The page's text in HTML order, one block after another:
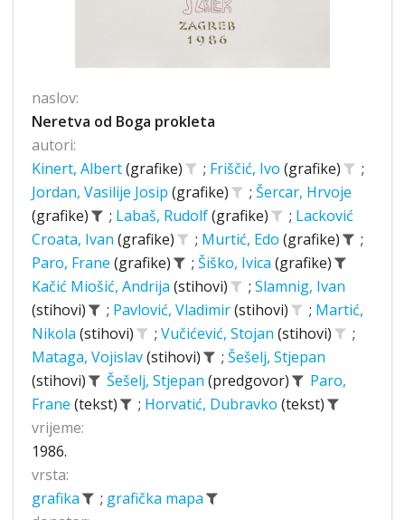
naslov:
Neretva od Boga prokleta
autori:
Kinert, Albert(grafike) ; Friščić, Ivo (grafike)
;
Jordan, Vasilije Josip (grafike) ; Šercar, Hrvoje
(grafike)
; Labaš, Rudolf(grafike) ; Lacković
Croata, Ivan (grafike) ; Murtić, Edo (grafike)
;
Paro, Frane (grafike) ; Šiško, Ivica (grafike)
Kačić Miošić, Andrija (stihovi) ; Slamnig, Ivan
(stihovi)
; Pavlović, Vladimir(stihovi) ; Martić,
Nikola (stihovi) ; Vučićević, Stojan (stihovi)
;
Mataga, Vojislav(stihovi) ; Šešelj, Stjepan
(stihovi)
Šešelj, Stjepan (predgovor)
Paro,
Frane (tekst) ; Horvatić, Dubravko (tekst)
vrijeme:
1986.
vrsta:
grafika
; grafička mapa